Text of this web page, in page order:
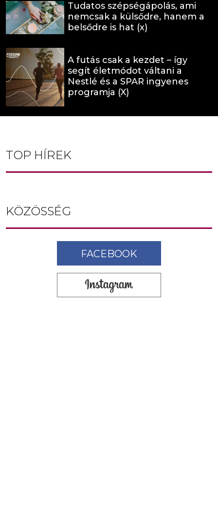
Tudatos szépségápolás, ami
nemcsak a külsődre, hanem a
belsődre is hat (x)
A futás csak a kezdet – így
segít életmódot váltani a
Nestlé és a SPAR ingyenes
programja (X)
TOP HÍREK
KÖZÖSSÉG
FACEBOOK